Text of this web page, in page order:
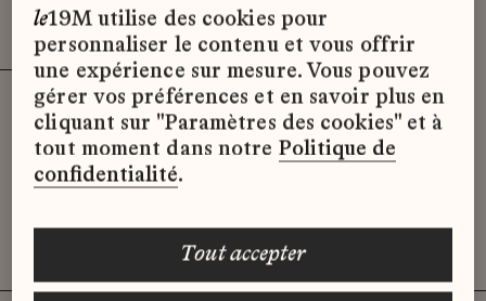
Effacer les filtres (3) x
Désolé, il semble qu’il n’y ait pas
d’offres d’emploi disponibles pour le
moment.
le19M utilise des cookies pour
personnaliser le contenu et vous offrir
une expérience sur mesure. Vous pouvez
gérer vos préférences et en savoir plus en
cliquant sur "Paramètres des cookies" et à
tout moment dans notre Politique de
confidentialité.
tout accepter